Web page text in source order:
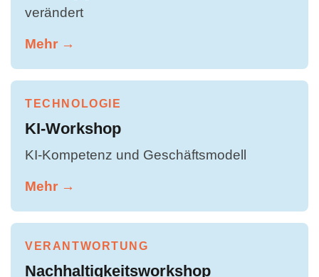
verändert
Mehr →
TECHNOLOGIE
KI-Workshop
KI-Kompetenz und Geschäftsmodell
Mehr →
VERANTWORTUNG
Nachhaltigkeitsworkshop